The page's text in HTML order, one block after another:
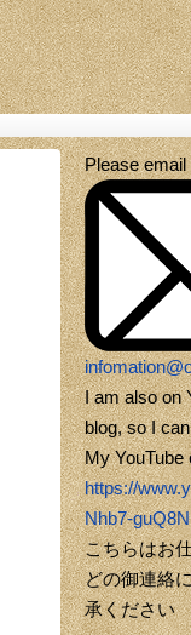
Please
I am also on
blog, so I
My YouTube
https://
Nhb7-
こちらはお
どの御連絡
承ください